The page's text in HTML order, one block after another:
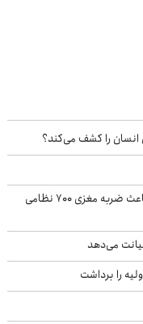
آسوشیتدپرس افشا کرد: حملات سنگین ایران باعث ضربه مغزی ۷۰۰ نظامی
می‌دهد
را برداشت